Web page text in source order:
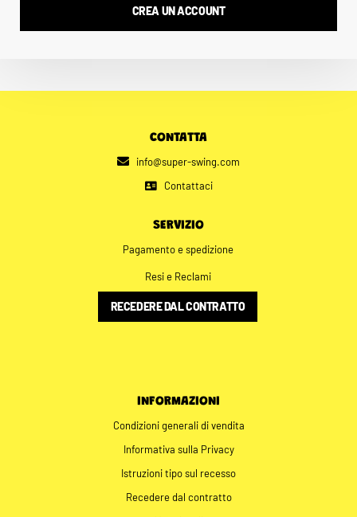
CREA UN ACCOUNT
CONTATTA
info@super-swing.com
Contattaci
SERVIZIO
Pagamento e spedizione
Resi e Reclami
RECEDERE DAL CONTRATTO
INFORMAZIONI
Condizioni generali di vendita
Informativa sulla Privacy
Istruzioni tipo sul recesso
Recedere dal contratto